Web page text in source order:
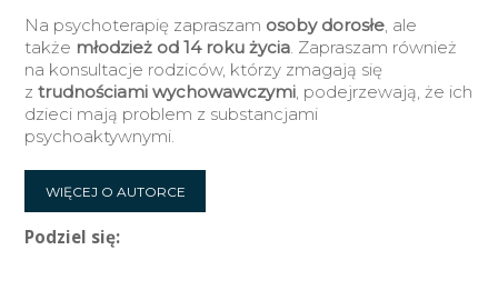
Na psychoterapię zapraszam osoby dorosłe, ale
także młodzież od 14 roku życia. Zapraszam również
na konsultacje rodziców, którzy zmagają się
ztrudnościami wychowawczymi, podejrzewają, że ich
dzieci mają problem z substancjami
psychoaktywnymi.
WIĘCEJ O AUTORCE
Podziel się: